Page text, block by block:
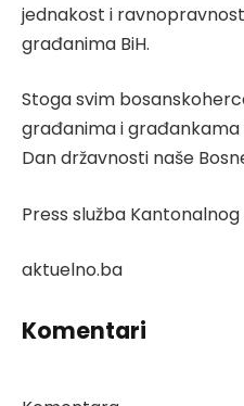
jednakost i
građanima BiH.
Stoga svim
građanima i
Dan državnosti naše
Press služba Kantonalnog
aktuelno.ba
Komentari